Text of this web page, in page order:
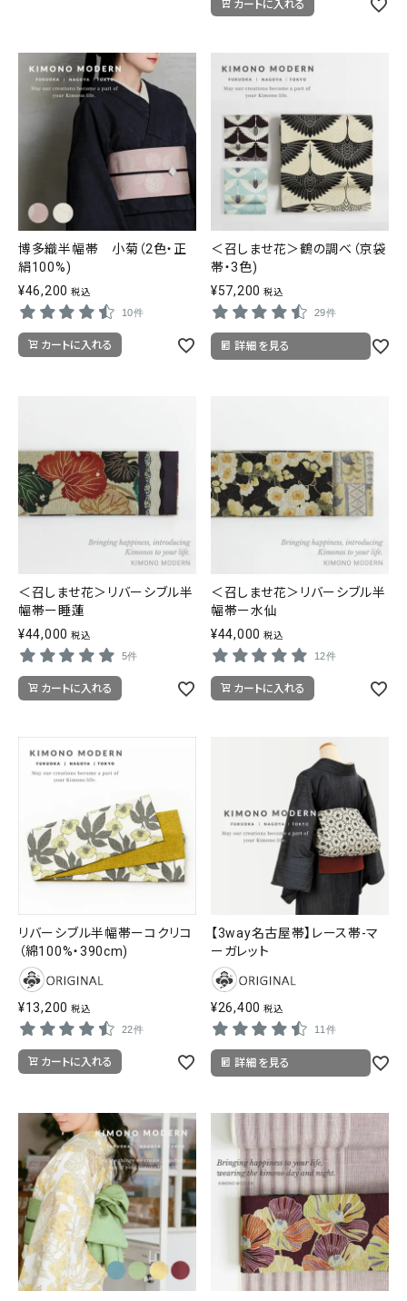
カートに入れる
博多織半幅帯 小菊（2色・正
絹100%)
¥46,200 税込
10件
カートに入れる
＜召しませ花＞鶴の調べ（京袋
帯・3色)
¥57,200 税込
29件
詳細を見る
＜召しませ花＞リバーシブル半
幅帯ー睡蓮
¥44,000 税込
5件
カートに入れる
＜召しませ花＞リバーシブル半
幅帯ー水仙
¥44,000 税込
12件
カートに入れる
リバーシブル半幅帯ーコクリコ
（綿100%・390cm)
¥13,200 税込
22件
カートに入れる
【3way名古屋帯】レース帯-マ
ーガレット
¥26,400 税込
11件
詳細を見る